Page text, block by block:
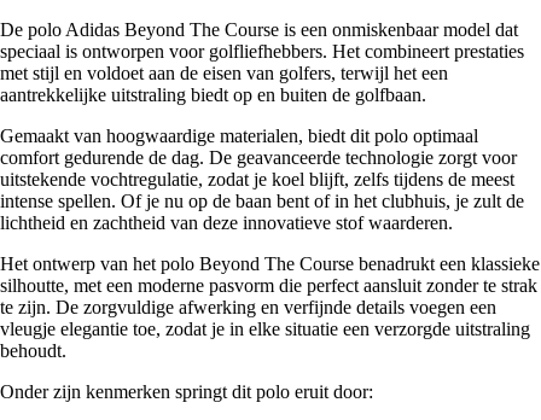
De polo Adidas Beyond The Course is een onmiskenbaar model dat
speciaal is ontworpen voor golfliefhebbers. Het combineert prestaties
met stijl en voldoet aan de eisen van golfers, terwijl het een
aantrekkelijke uitstraling biedt op en buiten de golfbaan.
Gemaakt van hoogwaardige materialen, biedt dit polo optimaal
comfort gedurende de dag. De geavanceerde technologie zorgt voor
uitstekende vochtregulatie, zodat je koel blijft, zelfs tijdens de meest
intense spellen. Of je nu op de baan bent of in het clubhuis, je zult de
lichtheid en zachtheid van deze innovatieve stof waarderen.
Het ontwerp van het polo Beyond The Course benadrukt een klassieke
silhoutte, met een moderne pasvorm die perfect aansluit zonder te strak
te zijn. De zorgvuldige afwerking en verfijnde details voegen een
vleugje elegantie toe, zodat je in elke situatie een verzorgde uitstraling
behoudt.
Onder zijn kenmerken springt dit polo eruit door: